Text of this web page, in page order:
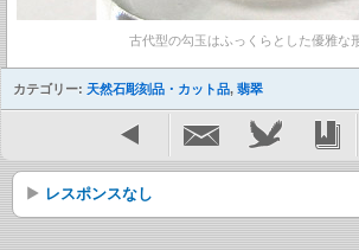
古代型の勾玉はふっくらとした優雅な
カテゴリー: 天然石彫刻品・カット品, 翡翠
レスポンスなし